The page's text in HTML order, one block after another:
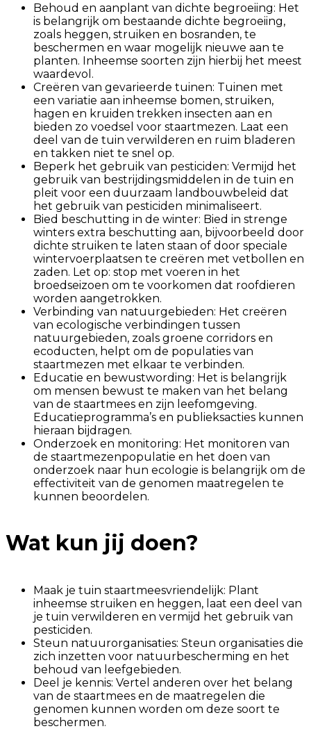
Behoud en aanplant van dichte begroeiing: Het
is belangrijk om bestaande dichte begroeiing,
zoals heggen, struiken en bosranden, te
beschermen en waar mogelijk nieuwe aan te
planten. Inheemse soorten zijn hierbij het meest
waardevol.
Creëren van gevarieerde tuinen: Tuinen met
een variatie aan inheemse bomen, struiken,
hagen en kruiden trekken insecten aan en
bieden zo voedsel voor staartmezen. Laat een
deel van de tuin verwilderen en ruim bladeren
en takken niet te snel op.
Beperk het gebruik van pesticiden: Vermijd het
gebruik van bestrijdingsmiddelen in de tuin en
pleit voor een duurzaam landbouwbeleid dat
het gebruik van pesticiden minimaliseert.
Bied beschutting in de winter: Bied in strenge
winters extra beschutting aan, bijvoorbeeld door
dichte struiken te laten staan of door speciale
wintervoerplaatsen te creëren met vetbollen en
zaden. Let op: stop met voeren in het
broedseizoen om te voorkomen dat roofdieren
worden aangetrokken.
Verbinding van natuurgebieden: Het creëren
van ecologische verbindingen tussen
natuurgebieden, zoals groene corridors en
ecoducten, helpt om de populaties van
staartmezen met elkaar te verbinden.
Educatie en bewustwording: Het is belangrijk
om mensen bewust te maken van het belang
van de staartmees en zijn leefomgeving.
Educatieprogramma’s en publieksacties kunnen
hieraan bijdragen.
Onderzoek en monitoring: Het monitoren van
de staartmezenpopulatie en het doen van
onderzoek naar hun ecologie is belangrijk om de
effectiviteit van de genomen maatregelen te
kunnen beoordelen.
Wat kun jij doen?
Maak je tuin staartmeesvriendelijk: Plant
inheemse struiken en heggen, laat een deel van
je tuin verwilderen en vermijd het gebruik van
pesticiden.
Steun natuurorganisaties: Steun organisaties die
zich inzetten voor natuurbescherming en het
behoud van leefgebieden.
Deel je kennis: Vertel anderen over het belang
van de staartmees en de maatregelen die
genomen kunnen worden om deze soort te
beschermen.